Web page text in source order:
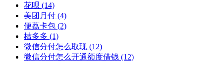
花呗 (14)
美团月付 (4)
便荔卡包 (2)
桔多多 (1)
微信分付怎么取现 (12)
微信分付怎么开通额度借钱 (12)